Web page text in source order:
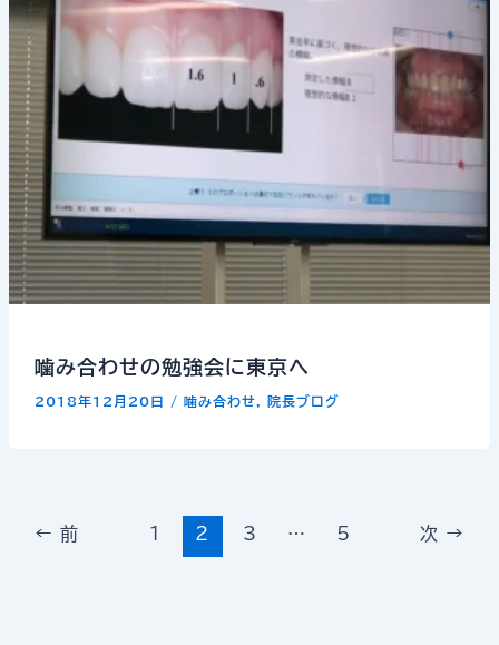
噛み合わせの勉強会に東京へ
2018年12月20日 / 噛み合わせ 院長ブログ
← 前 1 2 3 … 5 次 →